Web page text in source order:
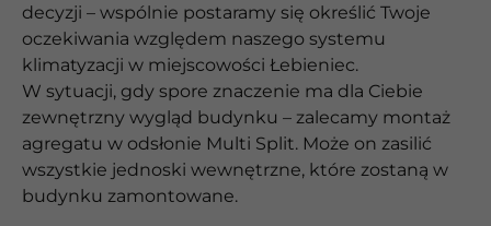
decyzji – wspólnie postaramy się określić Twoje
oczekiwania względem naszego systemu
klimatyzacji w miejscowości Łebieniec.
W sytuacji, gdy spore znaczenie ma dla Ciebie
zewnętrzny wygląd budynku – zalecamy montaż
agregatu w odsłonie Multi Split. Może on zasilić
wszystkie jednoski wewnętrzne, które zostaną w
budynku zamontowane.